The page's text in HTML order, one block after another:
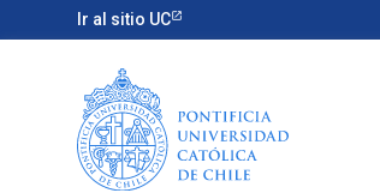
Ir al sitio UC